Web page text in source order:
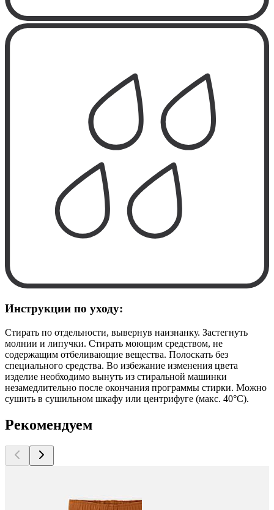
Инструкции по уходу:
Стирать по отдельности, вывернув наизнанку. Застегнуть
молнии и липучки. Стирать моющим средством, не
содержащим отбеливающие вещества. Полоскать без
специального средства. Во избежание изменения цвета
изделие необходимо вынуть из стиральной машинки
незамедлительно после окончания программы стирки. Можно
сушить в сушильном шкафу или центрифуге (макс. 40°C).
Рекомендуем